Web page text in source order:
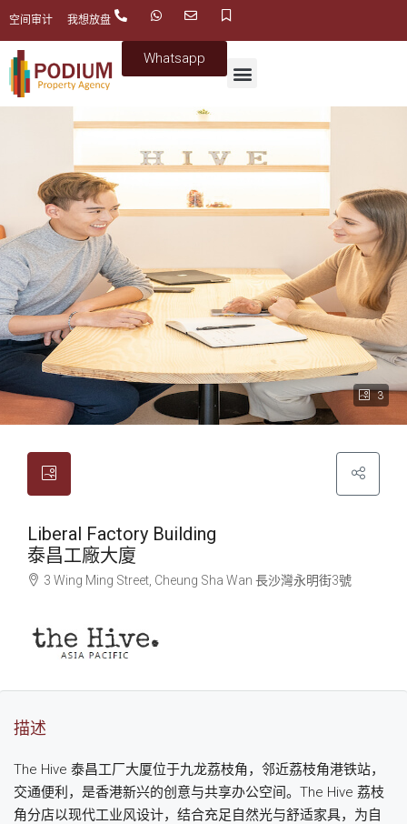
空间审计 我想放盘
Whatsapp
3
Liberal Factory Building
泰昌工廠大廈
3 Wing Ming Street, Cheung Sha Wan 長沙灣永明街3號
描述
The Hive 泰昌工厂大厦位于九龙荔枝角，邻近荔枝角港铁站，
交通便利，是香港新兴的创意与共享办公空间。The Hive 荔枝
角分店以现代工业风设计，结合充足自然光与舒适家具，为自